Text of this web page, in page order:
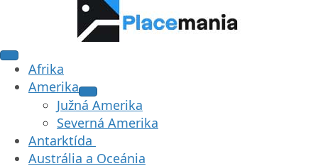
Afrika
Amerika
Južná Amerika
Severná Amerika
Antarktída
Austrália a Oceánia